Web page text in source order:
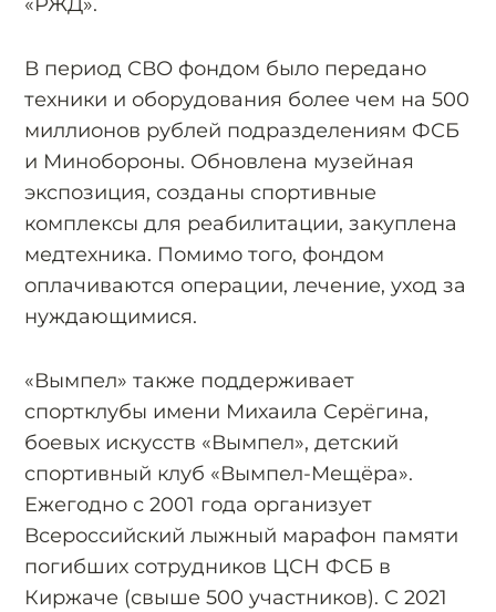
В период СВО фондом было передано
техники и оборудования более чем на 500
миллионов рублей подразделениям ФСБ
и Минобороны. Обновлена музейная
экспозиция, созданы спортивные
комплексы для реабилитации, закуплена
медтехника. Помимо того, фондом
оплачиваются операции, лечение, уход за
нуждающимися.
«Вымпел» также поддерживает
спортклубы имени Михаила Серёгина,
боевых искусств «Вымпел», детский
спортивный клуб «Вымпел-Мещёра».
Ежегодно с 2001 года организует
Всероссийский лыжный марафон памяти
погибших сотрудников ЦСН ФСБ в
Киржаче (свыше 500 участников). С 2021